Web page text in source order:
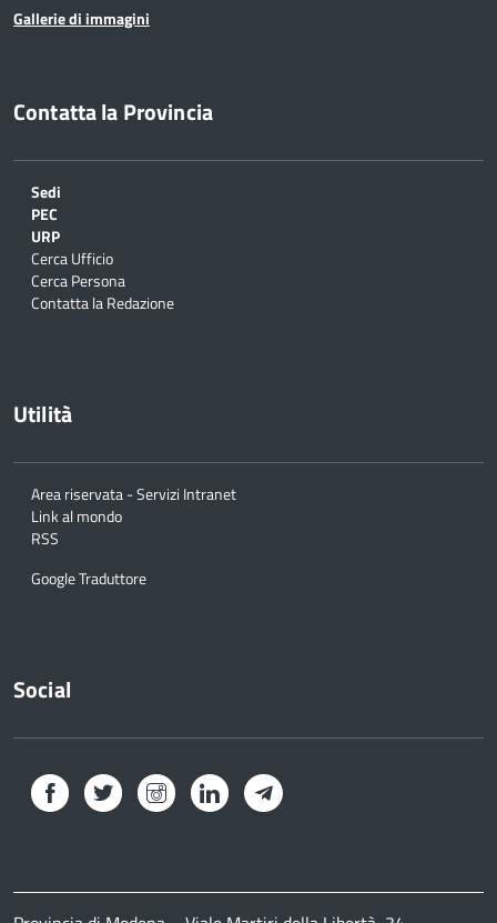
Gallerie di immagini
Contatta la Provincia
Sedi
PEC
URP
Cerca Ufficio
Cerca Persona
Contatta la Redazione
Utilità
Area riservata - Servizi Intranet
Link al mondo
RSS
Google Traduttore
Social
Facebook Twitter InstagramLinkedInTelegram